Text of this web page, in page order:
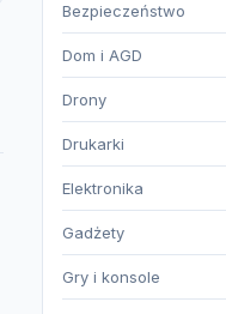
Bezpieczeństwo
Dom i AGD
Drony
Drukarki
Elektronika
Gadżety
Gry i konsole